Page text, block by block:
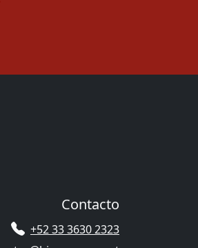
Contacto
+52 33 3630 2323